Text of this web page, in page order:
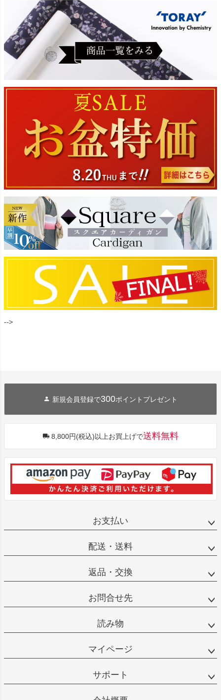
-->
新規会員登録で300ポイントプレゼント
8,800円(税込)以上お買上げで送料無料
お支払い
配送・送料
返品・交換
お問合せ先
読み物
マイページ
サポート